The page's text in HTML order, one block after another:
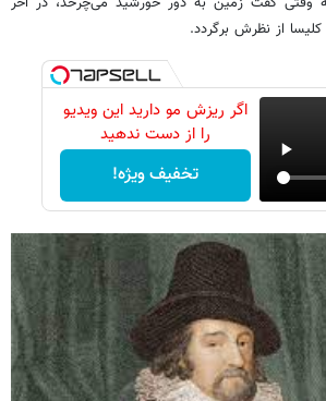
از نظرش برگردد.
اگر ریزش مو دارید این ویدیو
را از دست ندهید
تخفیف ویژه!